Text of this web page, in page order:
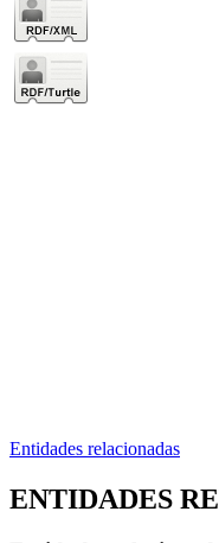
Entidades relacionadas
ENTIDADES